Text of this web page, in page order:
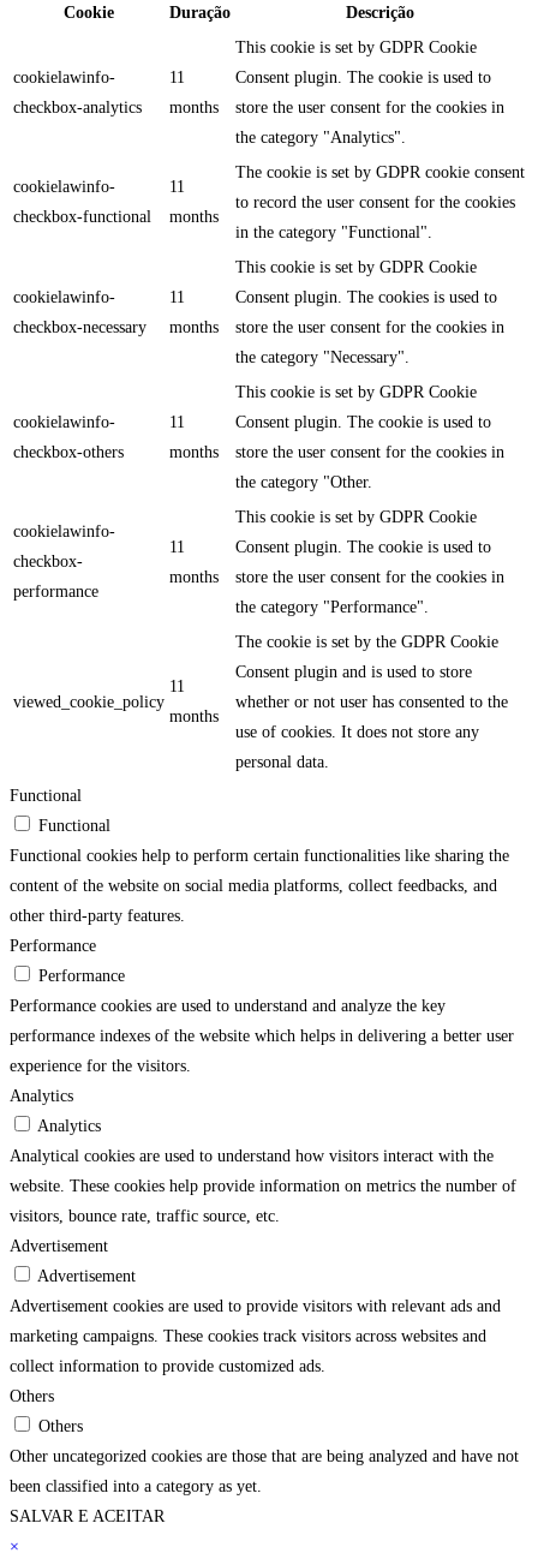
Cookie
Duração Descrição
cookielawinfo-
checkbox-analytics
11
months
This cookie is set by GDPR Cookie
Consent plugin. The cookie is used to
store the user consent for the cookies in
the category "Analytics".
cookielawinfo-
checkbox-functional
11
months
The cookie is set by GDPR cookie consent
to record the user consent for the cookies
in the category "Functional".
cookielawinfo-
checkbox-necessary
11
months
This cookie is set by GDPR Cookie
Consent plugin. The cookies is used to
store the user consent for the cookies in
the category "Necessary".
cookielawinfo-
checkbox-others
11
months
This cookie is set by GDPR Cookie
Consent plugin. The cookie is used to
store the user consent for the cookies in
the category "Other.
cookielawinfo-
checkbox-
performance
11
months
This cookie is set by GDPR Cookie
Consent plugin. The cookie is used to
store the user consent for the cookies in
the category "Performance".
viewed_cookie_policy
11
months
The cookie is set by the GDPR Cookie
Consent plugin and is used to store
whether or not user has consented to the
use of cookies. It does not store any
personal data.
Functional
Functional
Functional cookies help to perform certain functionalities like sharing the
content of the website on social media platforms, collect feedbacks, and
other third-party features.
Performance
Performance
Performance cookies are used to understand and analyze the key
performance indexes of the website which helps in delivering a better user
experience for the visitors.
Analytics
Analytics
Analytical cookies are used to understand how visitors interact with the
website. These cookies help provide information on metrics the number of
visitors, bounce rate, traffic source, etc.
Advertisement
Advertisement
Advertisement cookies are used to provide visitors with relevant ads and
marketing campaigns. These cookies track visitors across websites and
collect information to provide customized ads.
Others
Others
Other uncategorized cookies are those that are being analyzed and have not
been classified into a category as yet.
SALVAR E ACEITAR
×